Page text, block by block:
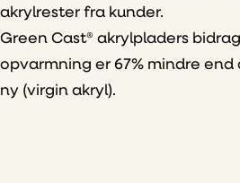
akrylrester fra kunder.
Green Cast® akrylpladers
opvarmning er 67% mindre
ny (virgin akryl).